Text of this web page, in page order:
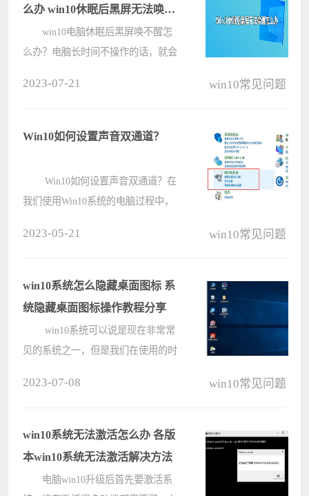
么办 win10休眠后黑屏无法唤醒
的解决方法
win10电脑休眠后黑屏唤不醒怎
么办？电脑长时间不操作的话，就会
醒屏幕是什么原因呢？要怎么解决
2023-07-21 win10常见问题
Win10如何设置声音双通道？
Win10如何设置声音双通道？在
我们使用Win10系统的电脑过程中，
Win10如何设置声音双通道？
????
2023-05-21 win10常见问题
win10系统怎么隐藏桌面图标 系
统隐藏桌面图标操作教程分享
win10系统可以说是现在非常常
见的系统之一，但是我们在使用的时
今天电脑系统之家u盘装机为大家分
享wi????
2023-07-08 win10常见问题
win10系统无法激活怎么办 各版
本win10系统无法激活解决方法
电脑win10升级后首先要激活系